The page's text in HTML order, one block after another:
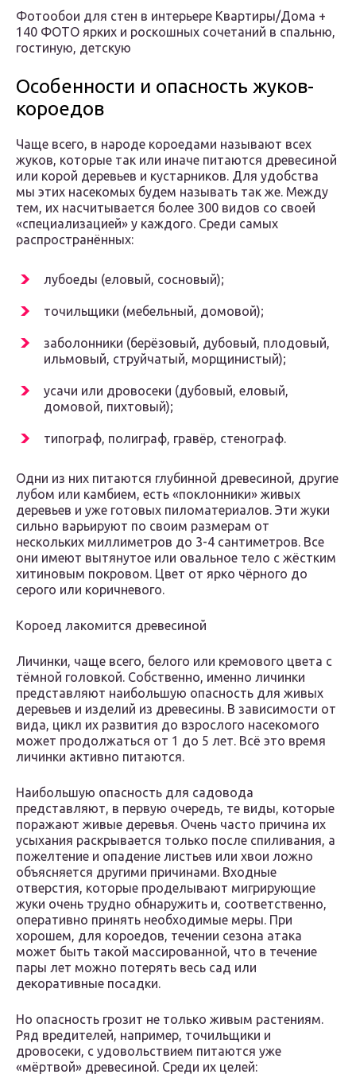
Фотообои для стен в интерьере Квартиры/Дома +
140 ФОТО ярких и роскошных сочетаний в спальню,
гостиную, детскую
Особенности и опасность жуков-
короедов
Чаще всего, в народе короедами называют всех
жуков, которые так или иначе питаются древесиной
или корой деревьев и кустарников. Для удобства
мы этих насекомых будем называть так же. Между
тем, их насчитывается более 300 видов со своей
«специализацией» у каждого. Среди самых
распространённых:
лубоеды (еловый, сосновый);
точильщики (мебельный, домовой);
заболонники (берёзовый, дубовый, плодовый,
ильмовый, струйчатый, морщинистый);
усачи или дровосеки (дубовый, еловый,
домовой, пихтовый);
типограф, полиграф, гравёр, стенограф.
Одни из них питаются глубинной древесиной, другие
лубом или камбием, есть «поклонники» живых
деревьев и уже готовых пиломатериалов. Эти жуки
сильно варьируют по своим размерам от
нескольких миллиметров до 3-4 сантиметров. Все
они имеют вытянутое или овальное тело с жёстким
хитиновым покровом. Цвет от ярко чёрного до
серого или коричневого.
Короед лакомится древесиной
Личинки, чаще всего, белого или кремового цвета с
тёмной головкой. Собственно, именно личинки
представляют наибольшую опасность для живых
деревьев и изделий из древесины. В зависимости от
вида, цикл их развития до взрослого насекомого
может продолжаться от 1 до 5 лет. Всё это время
личинки активно питаются.
Наибольшую опасность для садовода
представляют, в первую очередь, те виды, которые
поражают живые деревья. Очень часто причина их
усыхания раскрывается только после спиливания, а
пожелтение и опадение листьев или хвои ложно
объясняется другими причинами. Входные
отверстия, которые проделывают мигрирующие
жуки очень трудно обнаружить и, соответственно,
оперативно принять необходимые меры. При
хорошем, для короедов, течении сезона атака
может быть такой массированной, что в течение
пары лет можно потерять весь сад или
декоративные посадки.
Но опасность грозит не только живым растениям.
Ряд вредителей, например, точильщики и
дровосеки, с удовольствием питаются уже
«мёртвой» древесиной. Среди их целей: